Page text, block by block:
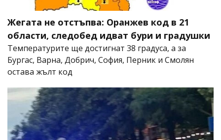
Жегата не отстъпва: Оранжев код в 21
области, следобед идват бури и градушки
Температурите ще достигнат 38 градуса, а за
Бургас, Варна, Добрич, София, Перник и Смолян
остава жълт код